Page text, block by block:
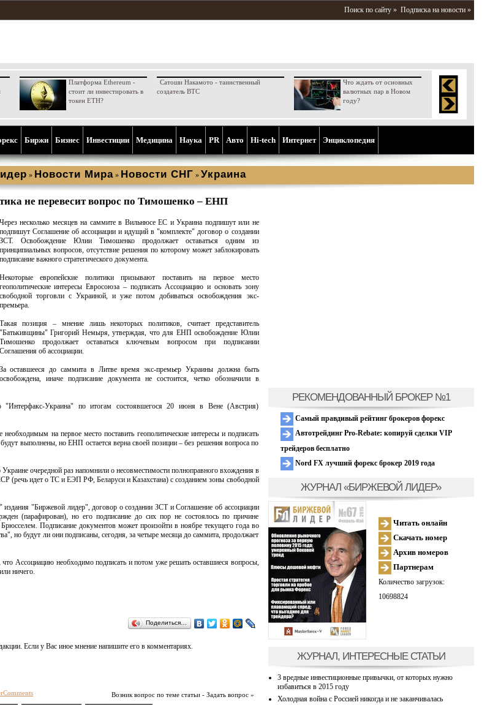
Поиск по сайту » Подписка на новости »
Платформа Ethereum -
стоит ли инвестировать в
токен ETH?
Сатоши Накамото - таинственный
создатель BTC
Что ждать от основных
валютных пар в Новом
году?
Биржи Бизнес Инвестиции Медицина Наука PR Aвто Hi-tech Интернет Энциклопедия
» Новости Мира » Новости СНГ » Украина
не перевесит вопрос по Тимошенко – ЕНП
Через несколько месяцев на саммите в Вильнюсе ЕС и Украина подпишут или не
подпишут Соглашение об ассоциации и идущий в "комплекте" договор о создании
ЗСТ. Освобождение Юлии Тимошенко продолжает оставаться одним из
принципиальных вопросов, отсутствие решения по которому может заблокировать
подписание важного стратегического документа.
Некоторые европейские политики призывают поставить на первое место
геополитические интересы Евросоюза – подписать Ассоциацию и основать зону
свободной торговли с Украиной, и уже потом добиваться освобождения экс-
премьера.
Такая позиция – мнение лишь некоторых политиков, считает представитель
"Батькивщины" Григорий Немыря, утверждая, что для ЕНП освобождение Юлии
Тимошенко продолжает оставаться ключевым вопросом при подписании
Соглашения об ассоциации.
За оставшееся до саммита в Литве время экс-премьер Украины должна быть
освобождена, иначе подписание документа не состоится, четко обозначили в
Украина" по итогам состоявшегося 20 июня в Вене (Австрия)
на первое место поставить геополитические интересы и подписать
выполнены, но ЕНП остается верна своей позиции – без решения вопроса по
очередной раз напомнили о несовместимости полноправного вхождения в
(речь идет о ТС и ЕЭП РФ, Беларуси и Казахстана) с созданием зоны свободной
"Биржевой лидер", договор о создании ЗСТ и Соглашение об ассоциации
(парафирован), но его подписание до сих пор не состоялось по причине
Подписание документов может произойти в ноябре текущего года во
но будут ли они подписаны, сегодня, за четыре месяца до саммита, продолжает
Ассоциацию необходимо подписать и потом уже решать оставшиеся вопросы,
ничего.
Поделиться…
Если у Вас иное мнение напишите его в комментариях.
Возник вопрос по теме статьи - Задать вопрос »
РЕКОМЕНДОВАННЫЙ БРОКЕР №1
Самый правдивый рейтинг брокеров форекс
Автотрейдинг Pro-Rebate: копируй сделки VIP
трейдеров бесплатно
Nord FX лучший форекс брокер 2019 года
ЖУРНАЛ «БИРЖЕВОЙ ЛИДЕР»
Читать онлайн
Скачать номер
Архив номеров
Партнерам
Количество загрузок:
10698824
ЖУРНАЛ, ИНТЕРЕСНЫЕ СТАТЬИ
3 вредные инвестиционные привычки, от которых нужно
избавиться в 2015 году
Холодная война с Россией никогда и не заканчивалась